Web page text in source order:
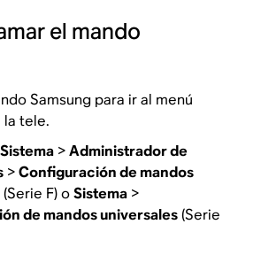
el mando
Samsung para ir al menú
la tele.
Sistema >Administrador de
>Configuración de mandos
(Serie F) oSistema >
de mandos universales(Serie